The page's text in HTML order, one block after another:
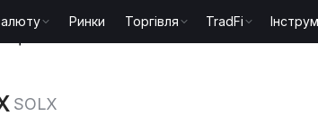
Ринки Торгівля TradFi
SOLX